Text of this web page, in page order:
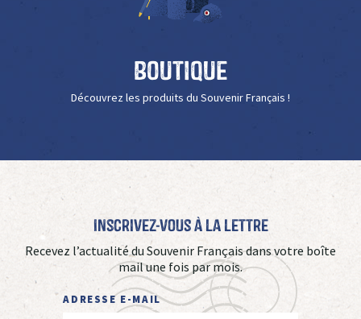
Boutique
Découvrez les produits du Souvenir Français !
Inscrivez-vous à La Lettre
Recevez l’actualité du Souvenir Français dans votre boîte
mail une fois par mois.
ADRESSE E-MAIL